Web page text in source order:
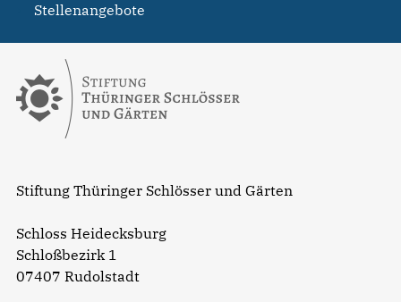
Stiftung Thüringer Schlösser und Gärten
Schloss Heidecksburg
Schloßbezirk 1
07407 Rudolstadt
Stellenangebote